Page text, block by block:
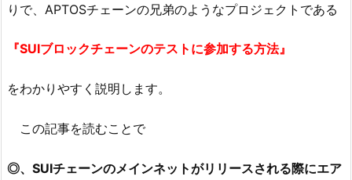
りで、APTOSチェーンの兄弟のようなプロジェクトである
『SUIブロックチェーンのテストに参加する方法』
をわかりやすく説明します。
この記事を読むことで
◎、SUIチェーンのメインネットがリリースされる際にエア